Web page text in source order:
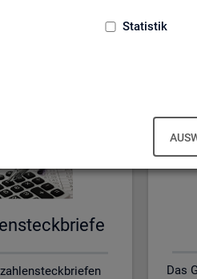
Statistik
Das